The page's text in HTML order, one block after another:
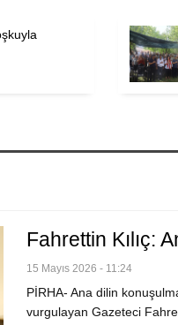
Fahrettin Kılıç:
15 Mayıs 2026 - 11:24
PİRHA- Ana dilin
vurgulayan Gazeteci